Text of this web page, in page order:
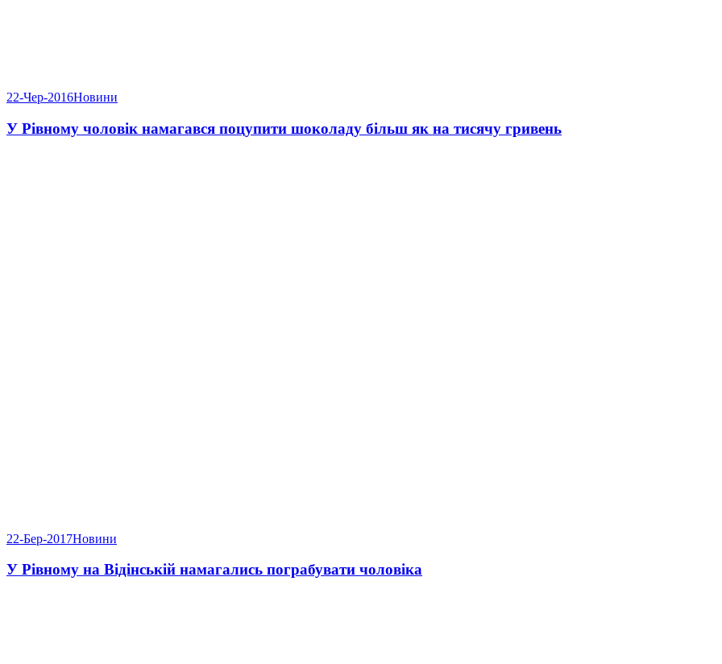
22-Чер-2016Новини
У Рівному чоловік намагався поцупити шоколаду більш як на тисячу гривень
22-Бер-2017Новини
У Рівному на Відінській намагались пограбувати чоловіка